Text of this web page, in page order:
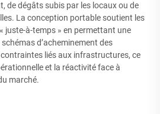
de dégâts subis par les locaux ou de
La conception portable soutient les
juste-à-temps » en permettant une
d’acheminement des
liés aux infrastructures, ce
et la réactivité face à
marché.